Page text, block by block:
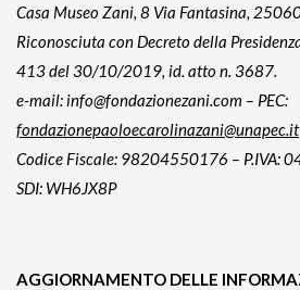
Casa Museo Zani, 8 Via Fantasina,
Riconosciuta con Decreto della
413 del 30/10/2019, id. atto n. 3687.
e-mail: info@fondazionezani.com – PEC:
fondazionepaoloecarolinazani@unapec.it
Codice Fiscale: 98204550176 – P.IVA:
SDI: WH6JX8P
AGGIORNAMENTO DELLE